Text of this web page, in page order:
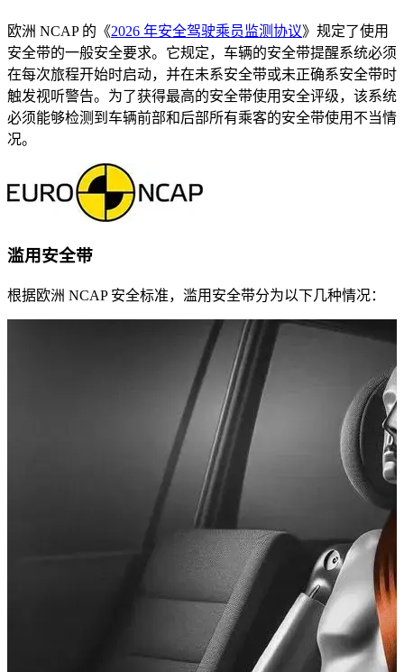
欧洲 NCAP 的《2026 年安全驾驶乘员监测协议》规定了使用
安全带的一般安全要求。它规定，车辆的安全带提醒系统必须
在每次旅程开始时启动，并在未系安全带或未正确系安全带时
触发视听警告。为了获得最高的安全带使用安全评级，该系统
必须能够检测到车辆前部和后部所有乘客的安全带使用不当情
况。
滥用安全带
根据欧洲 NCAP 安全标准，滥用安全带分为以下几种情况：